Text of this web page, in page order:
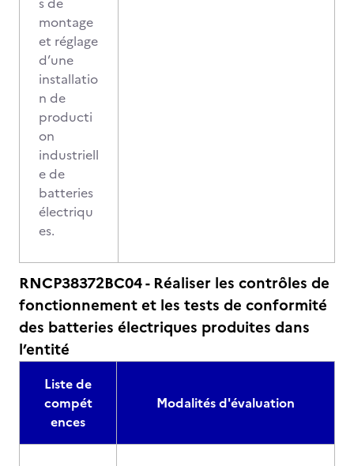
montage
et réglage
d’une
installatio
n de
producti
on
industriell
e de
batteries
électriqu
es.
RNCP38372BC04 - Réaliser les contrôles de
fonctionnement et les tests de conformité
des batteries électriques produites dans
l’entité
Liste de
compét
ences
Modalités d'évaluation